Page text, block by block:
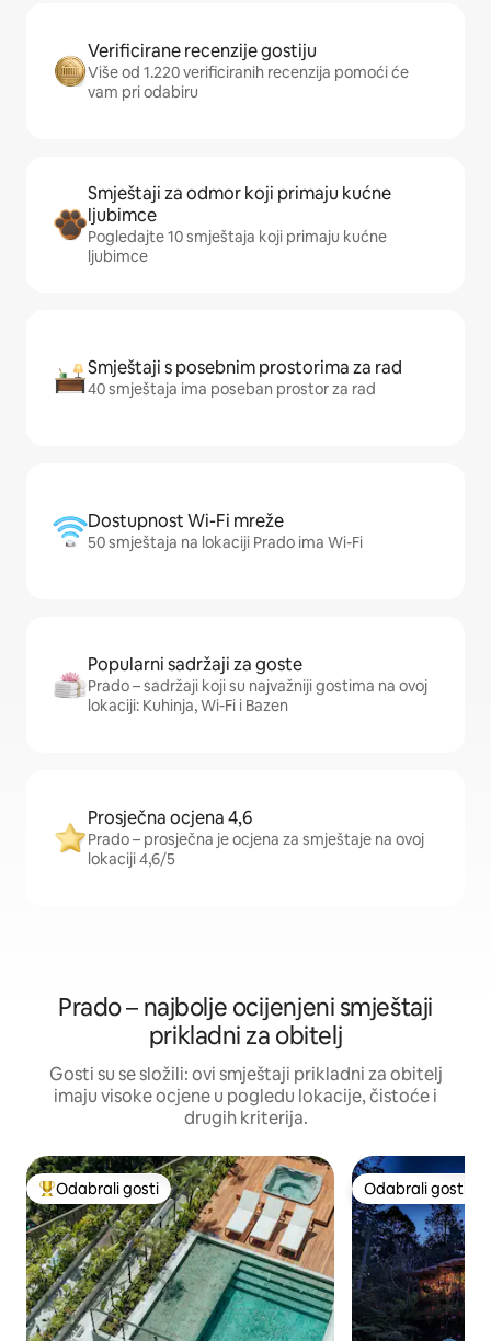
Verificirane recenzije gostiju
Više od 1.220 verificiranih recenzija pomoći će
vam pri odabiru
Smještaji za odmor koji primaju kućne
ljubimce
Pogledajte 10 smještaja koji primaju kućne
ljubimce
Smještaji s posebnim prostorima za rad
40 smještaja ima poseban prostor za rad
Dostupnost Wi-Fi mreže
50 smještaja na lokaciji Prado ima Wi-Fi
Popularni sadržaji za goste
Prado – sadržaji koji su najvažniji gostima na ovoj
lokaciji: Kuhinja, Wi-Fi i Bazen
Prosječna ocjena 4,6
Prado – prosječna je ocjena za smještaje na ovoj
lokaciji 4,6/5
Prado – najbolje ocijenjeni smještaji
prikladni za obitelj
Gosti su se složili: ovi smještaji prikladni za obitelj
imaju visoke ocjene u pogledu lokacije, čistoće i
drugih kriterija.
Među najviše rangiranima s oznakom „Odabrali gosti”
Odabrali gosti Odabrali gosti
Odabrali gosti